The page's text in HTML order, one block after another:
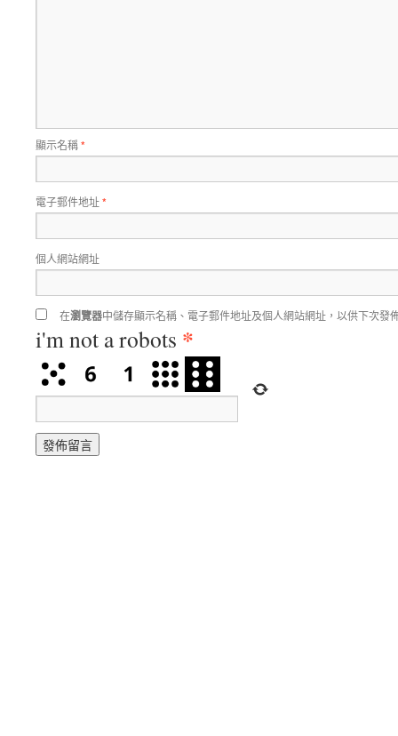
顯示名稱*
電子郵件地址*
個人網站網址
在瀏覽器中儲存顯示名稱、電子郵件地址及個人網站網址，以供下次發
i'm not a robots *